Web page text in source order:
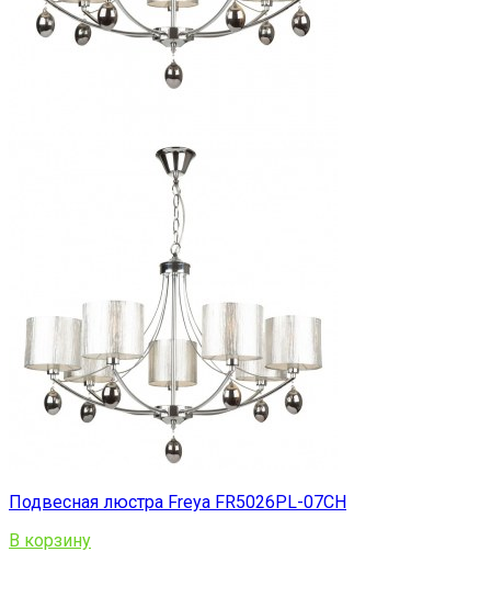
Подвесная люстра Freya FR5026PL-07CH
В корзину